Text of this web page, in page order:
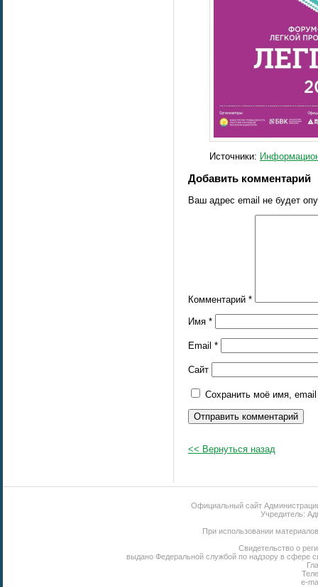
Источники:
Добавить комментарий
Ваш адрес email не будет
Комментарий *
Имя *
Email *
Сайт
Сохранить моё имя,
<< Вернуться назад
Официальный сайт
Учредитель:
При использовании
Свидетельство о
выдано Федеральной службой по надзору в сфере
e-